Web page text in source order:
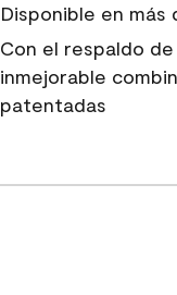
Disponible en
Con el respaldo
inmejorable
patentadas